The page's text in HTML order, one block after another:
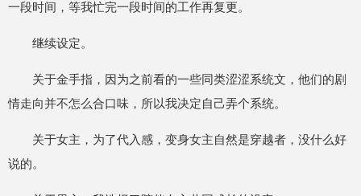
一段时间，等我忙完一段时间的工作再复更。
继续设定。
关于金手指，因为之前看的一些同类涩涩系统文，他们的剧
情走向并不怎么合口味，所以我决定自己弄个系统。
关于女主，为了代入感，变身女主自然是穿越者，没什么好
说的。